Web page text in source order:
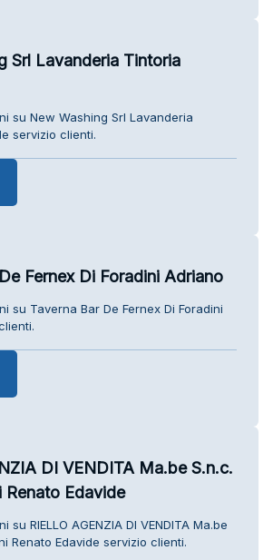
Srl Lavanderia Tintoria
su New Washing Srl Lavanderia
servizio clienti.
Fernex Di Foradini Adriano
su Taverna Bar De Fernex Di Foradini
DI VENDITA Ma.be S.n.c.
Renato Edavide
su RIELLO AGENZIA DI VENDITA Ma.be
Renato Edavide servizio clienti.